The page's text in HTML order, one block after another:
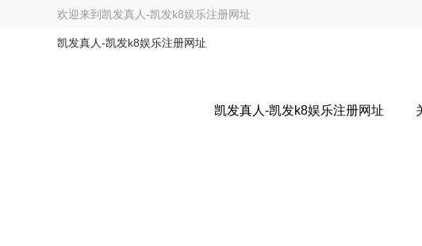
欢迎来到 凯发真人-凯发k8娱乐注册网址
凯发真人-凯发k8娱乐注册网址
凯发真人-凯发k8娱乐注册网址